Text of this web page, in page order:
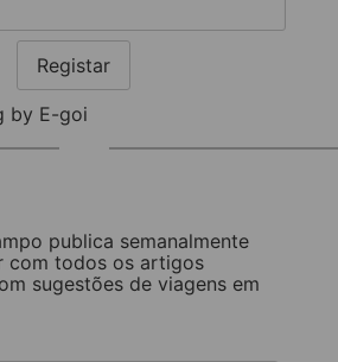
Registar
by E-goi
publica semanalmente
com todos os artigos
sugestões de viagens em